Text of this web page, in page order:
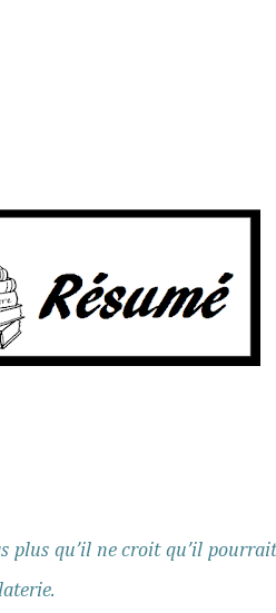
plus qu’il ne croit qu’il